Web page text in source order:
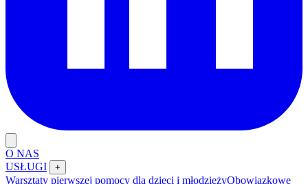
O NAS
USŁUGI
+
Warsztaty pierwszej pomocy dla dzieci i młodzieżyObowiązkowe